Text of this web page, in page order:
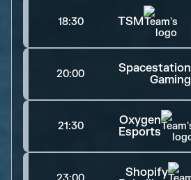
18:30 TSM
20:00
Spacestation
Gaming
21:30
Oxygen
Esports
Shopify